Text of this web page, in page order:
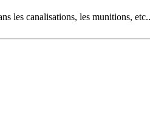
les canalisations, les munitions,